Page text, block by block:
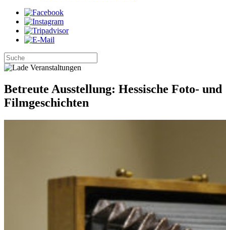
Betreute Ausstellung: Hessische Foto- und
Filmgeschichten